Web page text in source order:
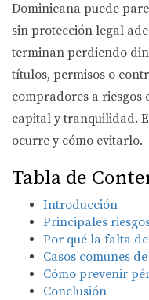
Dominicana puede
sin protección legal
terminan perdiendo
títulos, permisos o
compradores a riesgos
capital y tranquilidad.
ocurre y cómo evitarlo.
Tabla de
Introducción
Principales
Por qué la falta
Casos comunes
Cómo prevenir
Conclusión